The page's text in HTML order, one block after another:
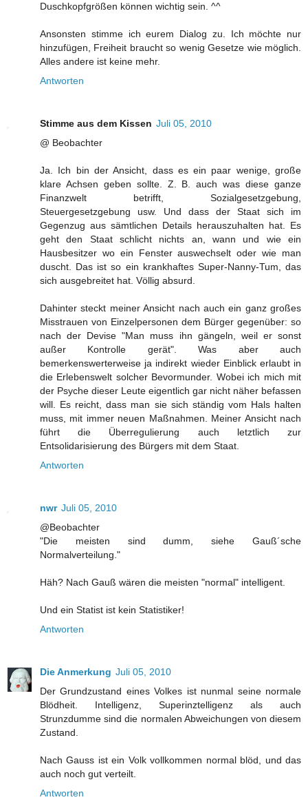
Duschkopfgrößen können wichtig sein. ^^
Ansonsten stimme ich eurem Dialog zu. Ich möchte nur
hinzufügen, Freiheit braucht so wenig Gesetze wie möglich.
Alles andere ist keine mehr.
Antworten
Stimme aus dem Kissen Juli 05, 2010
@ Beobachter
Ja. Ich bin der Ansicht, dass es ein paar wenige, große
klare Achsen geben sollte. Z. B. auch was diese ganze
Finanzwelt betrifft, Sozialgesetzgebung,
Steuergesetzgebung usw. Und dass der Staat sich im
Gegenzug aus sämtlichen Details herauszuhalten hat. Es
geht den Staat schlicht nichts an, wann und wie ein
Hausbesitzer wo ein Fenster auswechselt oder wie man
duscht. Das ist so ein krankhaftes Super-Nanny-Tum, das
sich ausgebreitet hat. Völlig absurd.
Dahinter steckt meiner Ansicht nach auch ein ganz großes
Misstrauen von Einzelpersonen dem Bürger gegenüber: so
nach der Devise "Man muss ihn gängeln, weil er sonst
außer Kontrolle gerät". Was aber auch
bemerkenswerterweise ja indirekt wieder Einblick erlaubt in
die Erlebenswelt solcher Bevormunder. Wobei ich mich mit
der Psyche dieser Leute eigentlich gar nicht näher befassen
will. Es reicht, dass man sie sich ständig vom Hals halten
muss, mit immer neuen Maßnahmen. Meiner Ansicht nach
führt die Überregulierung auch letztlich zur
Entsolidarisierung des Bürgers mit dem Staat.
Antworten
nwr Juli 05, 2010
@Beobachter
"Die meisten sind dumm, siehe Gauß´sche
Normalverteilung."
Häh? Nach Gauß wären die meisten "normal" intelligent.
Und ein Statist ist kein Statistiker!
Antworten
Die Anmerkung Juli 05, 2010
Der Grundzustand eines Volkes ist nunmal seine normale
Blödheit. Intelligenz, Superinztelligenz als auch
Strunzdumme sind die normalen Abweichungen von diesem
Zustand.
Nach Gauss ist ein Volk vollkommen normal blöd, und das
auch noch gut verteilt.
Antworten